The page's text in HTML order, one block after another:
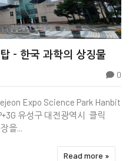
- 한국 과학의 상징물
0
Expo Science Park Hanbit
유성구 대전광역시 클릭
을...
Read more »